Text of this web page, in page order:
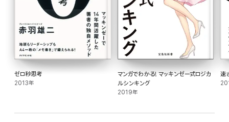
ゼロ秒思考
2013年
マンガでわかる! マッキンゼー式ロジカ
ルシンキング
2019年
速